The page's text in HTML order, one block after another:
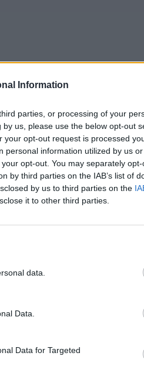
Information
parties, or processing of your
us, please use the below opt-out
opt-out request is processed
personal information utilized by us
opt-out. You may separately
by third parties on the IAB’s list of
by us to third parties on the
it to other third parties.
data.
Data.
Data for Targeted